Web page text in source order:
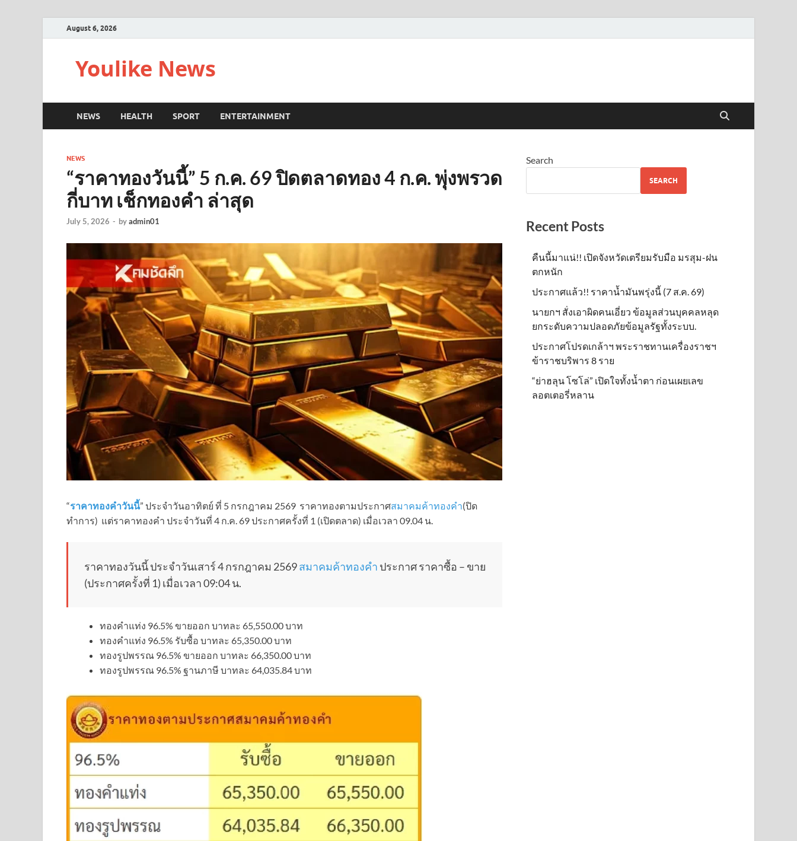
August 6, 2026
Youlike News
NEWS HEALTH SPORT ENTERTAINMENT
NEWS
“ราคาทองวันนี้” 5 ก.ค. 69 ปิดตลาดทอง 4 ก.ค. พุ่งพรวด
กี่บาท เช็กทองคำ ล่าสุด
July 5, 2026 - byadmin01
“ราคาทองคําวันนี้” ประจำวันอาทิตย์ ที่ 5 กรกฎาคม 2569 ราคาทองตามประกาศสมาคมค้าทองคำ(ปิด
ทำการ) แต่ราคาทองคำ ประจำวันที่ 4 ก.ค. 69 ประกาศครั้งที่ 1 (เปิดตลาด) เมื่อเวลา 09.04 น.
ราคาทองวันนี้ ประจำวันเสาร์ 4 กรกฎาคม 2569สมาคมค้าทองคำ ประกาศ ราคาซื้อ – ขาย
(ประกาศครั้งที่ 1) เมื่อเวลา 09:04 น.
ทองคำแท่ง 96.5% ขายออก บาทละ 65,550.00 บาท
ทองคำแท่ง 96.5% รับซื้อ บาทละ 65,350.00 บาท
ทองรูปพรรณ 96.5% ขายออก บาทละ 66,350.00 บาท
ทองรูปพรรณ 96.5% ฐานภาษี บาทละ 64,035.84 บาท
Search
SEARCH
Recent Posts
คืนนี้มาแน่!! เปิดจังหวัดเตรียมรับมือ มรสุม-ฝน
ตกหนัก
ประกาศแล้ว!! ราคาน้ำมันพรุ่งนี้ (7 ส.ค. 69)
นายกฯ สั่งเอาผิดคนเอี่ยว ข้อมูลส่วนบุคคลหลุด
ยกระดับความปลอดภัยข้อมูลรัฐทั้งระบบ.
ประกาศโปรดเกล้าฯ พระราชทานเครื่องราชฯ
ข้าราชบริพาร 8 ราย
“ย่าฮลุน โซโล่” เปิดใจทั้งน้ำตา ก่อนเผยเลข
ลอตเตอรี่หลาน